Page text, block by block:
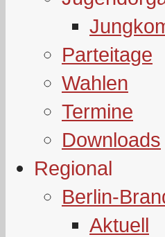
Parteitage
Wahlen
Termine
Downloads
Regional
Berlin-
Aktuell